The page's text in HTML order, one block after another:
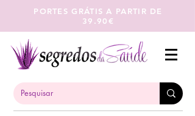
PORTES GRÁTIS A PARTIR DE
39.90€